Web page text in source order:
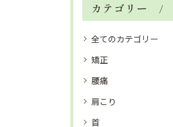
カテゴリー
全てのカテゴリー
矯正
腰痛
肩こり
首